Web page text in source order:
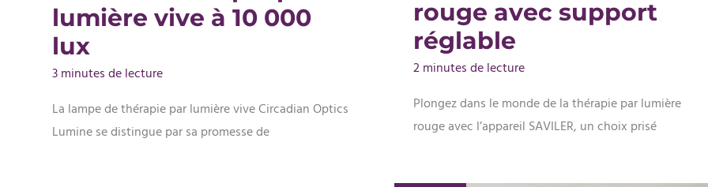
lumière vive à 10 000
lux
3 minutes de lecture
La lampe de thérapie par lumière vive Circadian Optics
Lumine se distingue par sa promesse de
rouge avec support
réglable
2 minutes de lecture
Plongez dans le monde de la thérapie par lumière
rouge avec l’appareil SAVILER, un choix prisé